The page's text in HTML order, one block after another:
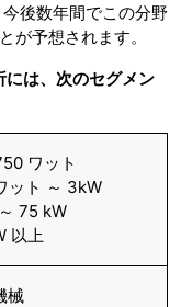
後数年間でこの分野
が予想されます。
には、次のセグメン
ワット
ット ～ 3kW
75 kW
以上
械